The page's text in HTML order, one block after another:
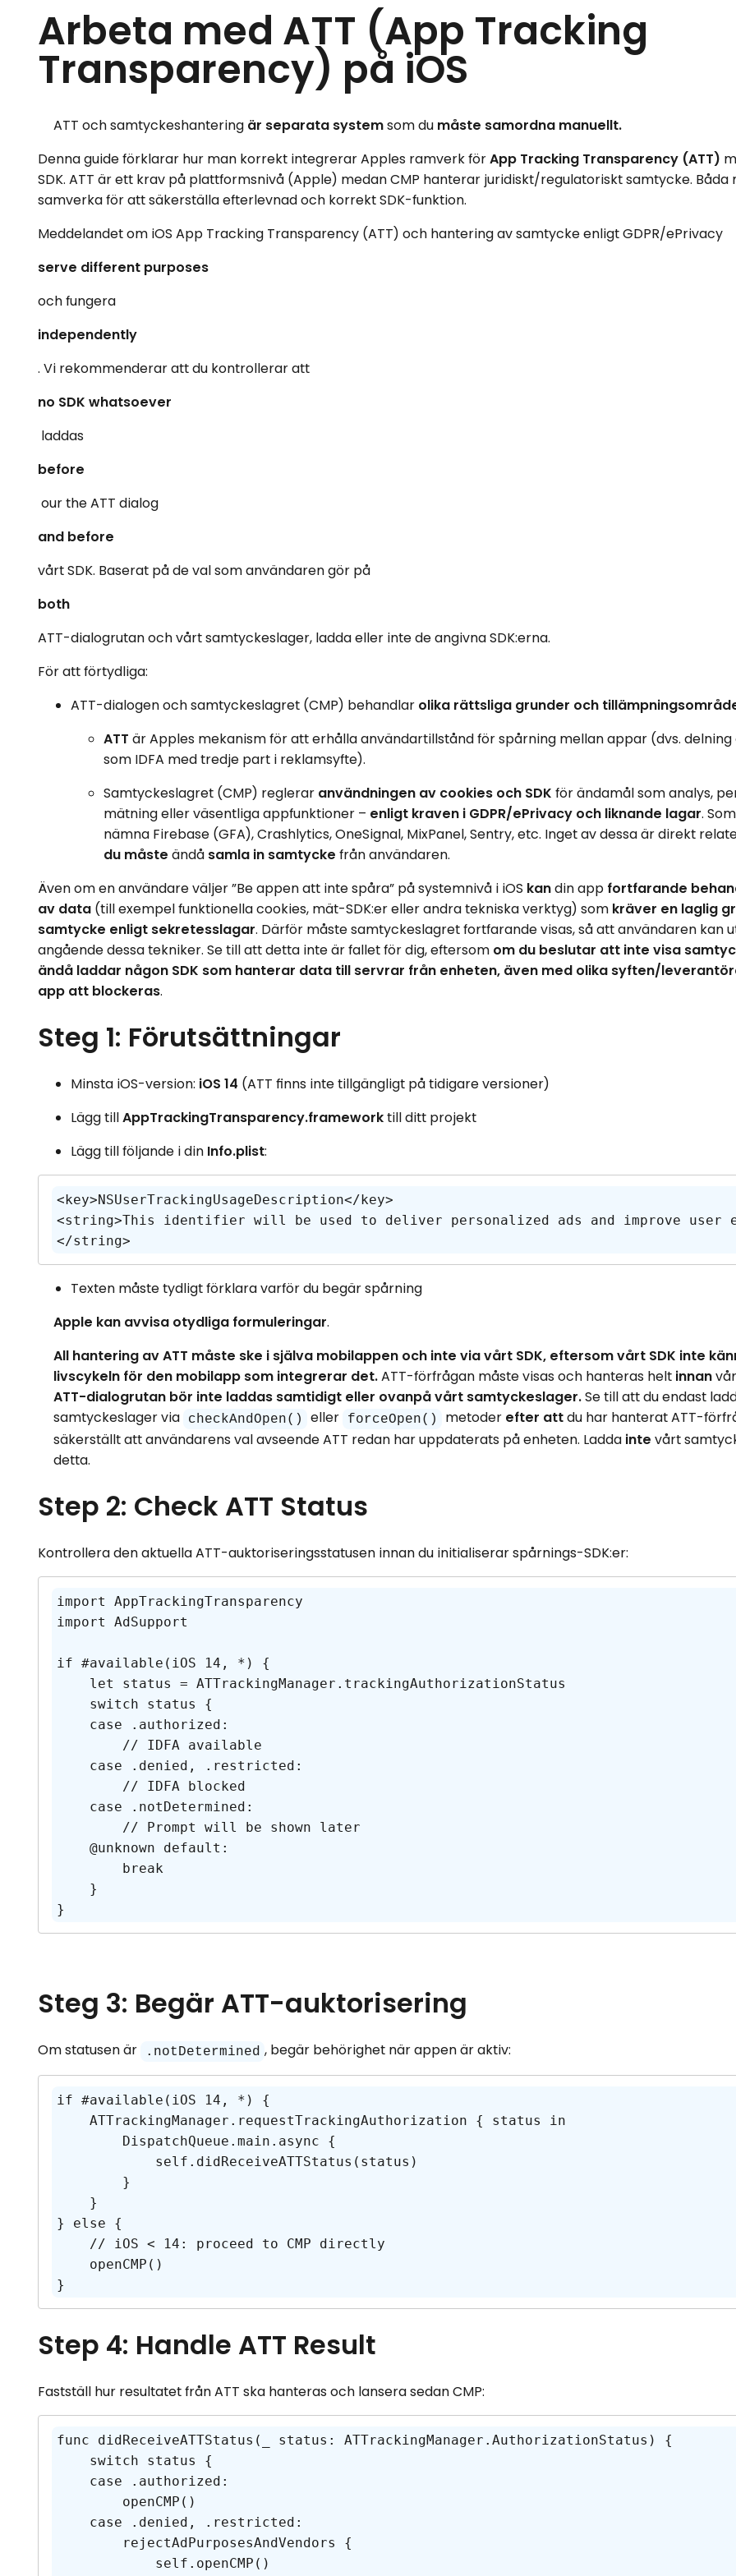
Arbeta med ATT (App Tracking
Transparency) på iOS
ATT och samtyckeshantering är separata systemsom du måste samordna manuellt.
Denna guide förklarar hur man korrekt integrerar Apples ramverk förApp Tracking Transparency (ATT)
SDK. ATT är ett krav på plattformsnivå (Apple) medan CMP hanterar juridiskt/regulatoriskt samtycke. Båda
samverka för att säkerställa efterlevnad och korrekt SDK-funktion.
Meddelandet om iOS App Tracking Transparency (ATT) och hantering av samtycke enligt GDPR/ePrivacy
serve different purposes
och fungera
independently
. Vi rekommenderar att du kontrollerar att
no SDK whatsoever
laddas
before
our the ATT dialog
and before
vårt SDK. Baserat på de val som användaren gör på
both
ATT-dialogrutan och vårt samtyckeslager, ladda eller inte de angivna SDK:erna.
För att förtydliga:
ATT-dialogen och samtyckeslagret (CMP) behandlar olika rättsliga grunder och
ATT är Apples mekanism för att erhålla användartillstånd förspårning mellan appar (dvs.
som IDFA med tredje part i reklamsyfte).
Samtyckeslagret (CMP) reglerar användningen av cookies och SDK för ändamål som analys,
mätning eller väsentliga appfunktioner – enligt kraven i GDPR/ePrivacy och liknande lagar.
nämna Firebase (GFA), Crashlytics, OneSignal, MixPanel, Sentry, etc. Inget av dessa är direkt
du måste ändå samla in samtycke från användaren.
Även om en användare väljer ”Be appen att inte spåra” på systemnivå i iOS kandin app fortfarande
av data (till exempel funktionella cookies, mät-SDK:er eller andra tekniska verktyg) som kräver en laglig
samtycke enligt sekretesslagar. Därför måste samtyckeslagret fortfarande visas, så att användaren kan
angående dessa tekniker. Se till att detta inte är fallet för dig, eftersom om du beslutar att inte visa
ändå laddar någon SDK som hanterar data till servrar från enheten, även med olika syften/
app att blockeras.
Steg 1: Förutsättningar
Minsta iOS-version: iOS 14 (ATT finns inte tillgängligt på tidigare versioner)
Lägg tillAppTrackingTransparency.frameworktill ditt projekt
Lägg till följande i din Info.plist:
<key>NSUserTrackingUsageDescription</key>
<string>This identifier will be used to deliver personalized ads and improve user
</string>
Texten måste tydligt förklara varför du begär spårning
Apple kan avvisa otydliga formuleringar.
All hantering av ATT måste ske i själva mobilappen och inte via vårt SDK, eftersom vårt SDK inte
livscykeln för den mobilapp som integrerar det.ATT-förfrågan måste visas och hanteras helt innan
ATT-dialogrutan bör inte laddas samtidigt eller ovanpå vårt samtyckeslager.Se till att du endast
samtyckeslager via
checkAndOpen() eller forceOpen() metoder efter attdu har hanterat ATT-
säkerställt att användarens val avseende ATT redan har uppdaterats på enheten. Ladda inte vårt
detta.
Step 2: Check ATT Status
Kontrollera den aktuella ATT-auktoriseringsstatusen innan du initialiserar spårnings-SDK:er:
import AppTrackingTransparency
import AdSupport
if #available(iOS 14, *) {
Steg 3: Begär ATT-auktorisering
Om statusen är .notDetermined , begär behörighet när appen är aktiv:
if #available(iOS 14, *) {
} else {
Step 4: Handle ATT Result
Fastställ hur resultatet från ATT ska hanteras och lansera sedan CMP:
func didReceiveATTStatus(_ status: ATTrackingManager.AuthorizationStatus) {